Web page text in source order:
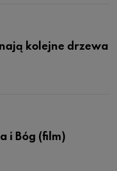
kolejne drzewa
i Bóg (film)